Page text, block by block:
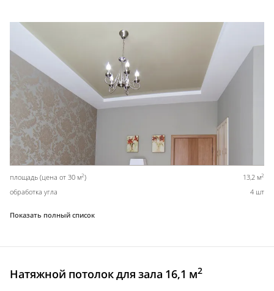
площадь (цена от 30 м2) 13,2 м2
обработка угла 4 шт
Показать полный список
Натяжной потолок для зала 16,1 м2